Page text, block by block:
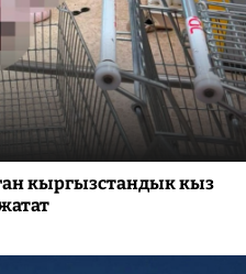
кыргызстандык кыз